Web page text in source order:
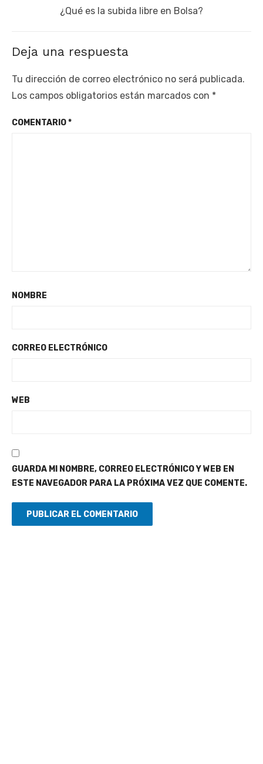
Next
¿Qué es la subida libre en Bolsa?
Deja una respuesta
Tu dirección de correo electrónico no será publicada.
Los campos obligatorios están marcados con *
COMENTARIO*
NOMBRE
CORREO ELECTRÓNICO
WEB
GUARDA MI NOMBRE, CORREO ELECTRÓNICO Y WEB EN
ESTE NAVEGADOR PARA LA PRÓXIMA VEZ QUE COMENTE.